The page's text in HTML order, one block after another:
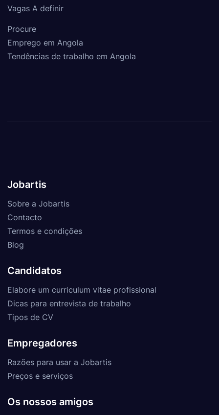
Vagas A definir
Procure
Emprego em Angola
Tendências de trabalho em Angola
Jobartis
Sobre a Jobartis
Contacto
Termos e condições
Blog
Candidatos
Elabore um curriculum vitae profissional
Dicas para entrevista de trabalho
Tipos de CV
Empregadores
Razões para usar a Jobartis
Preços e serviços
Os nossos amigos